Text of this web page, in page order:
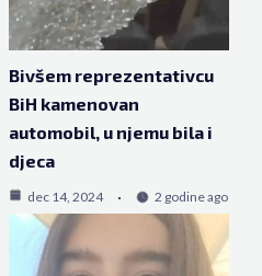
Bivšem reprezentativcu
BiH kamenovan
automobil, u njemu bila i
djeca
dec 14, 2024 2 godine ago